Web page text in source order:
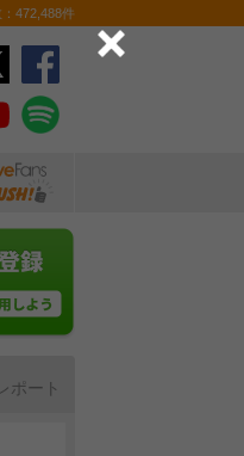
472,488件
ポート